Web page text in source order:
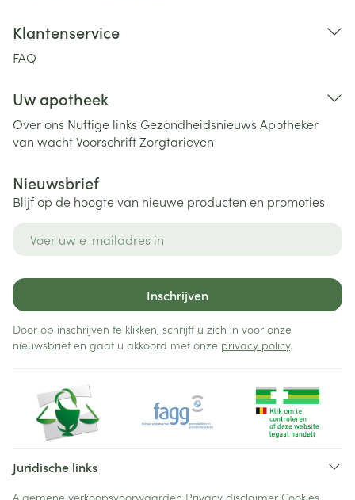
Klantenservice
FAQ
Uw apotheek
Over ons Nuttige links Gezondheidsnieuws Apotheker
van wachtVoorschriftZorgtarieven
Nieuwsbrief
Blijf op de hoogte van nieuwe producten en promoties
Inschrijven
Door op inschrijven te klikken, schrijft u zich in voor onze
nieuwsbrief en gaat u akkoord met onze privacy policy.
Juridische links
Algemene verkoopsvoorwaarden Privacy disclaimer Cookies